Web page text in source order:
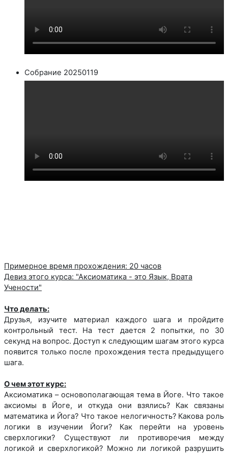
Собрание 20250119
Примерное время прохождения: 20 часов
Девиз этого курса: "Аксиоматика - это Язык, Врата
Учености"
Что делать:
Друзья, изучите материал каждого шага и пройдите
контрольный тест. На тест дается 2 попытки, по 30
секунд на вопрос. Доступ к следующим шагам этого курса
появится только после прохождения теста предыдущего
шага.
О чем этот курс:
Аксиоматика – основополагающая тема в Йоге. Что такое
аксиомы в Йоге, и откуда они взялись? Как связаны
математика и Йога? Что такое нелогичность? Какова роль
логики в изучении Йоги? Как перейти на уровень
сверхлогики? Существуют ли противоречия между
логикой и сверхлогикой? Можно ли логикой разрушить